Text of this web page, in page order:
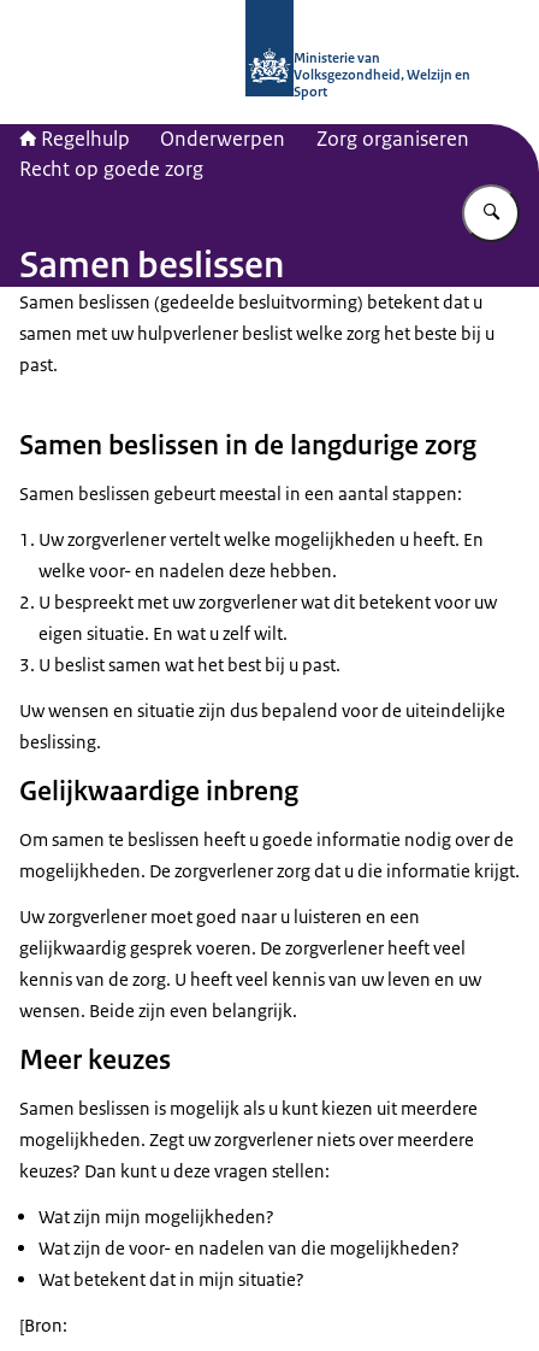
Ministerie van
Volksgezondheid, Welzijn en
Sport
Regelhulp Onderwerpen
Zorg organiseren
Recht op goede zorg
Samen beslissen
Samen beslissen (gedeelde besluitvorming) betekent dat u
samen met uw hulpverlener beslist welke zorg het beste bij u
past.
Samen beslissen in de langdurige zorg
Samen beslissen gebeurt meestal in een aantal stappen:
Uw zorgverlener vertelt welke mogelijkheden u heeft. En
welke voor- en nadelen deze hebben.
U bespreekt met uw zorgverlener wat dit betekent voor uw
eigen situatie. En wat u zelf wilt.
U beslist samen wat het best bij u past.
Uw wensen en situatie zijn dus bepalend voor de uiteindelijke
beslissing.
Gelijkwaardige inbreng
Om samen te beslissen heeft u goede informatie nodig over de
mogelijkheden. De zorgverlener zorg dat u die informatie krijgt.
Uw zorgverlener moet goed naar u luisteren en een
gelijkwaardig gesprek voeren. De zorgverlener heeft veel
kennis van de zorg. U heeft veel kennis van uw leven en uw
wensen. Beide zijn even belangrijk.
Meer keuzes
Samen beslissen is mogelijk als u kunt kiezen uit meerdere
mogelijkheden. Zegt uw zorgverlener niets over meerdere
keuzes? Dan kunt u deze vragen stellen:
Wat zijn mijn mogelijkheden?
Wat zijn de voor- en nadelen van die mogelijkheden?
Wat betekent dat in mijn situatie?
[Bron: